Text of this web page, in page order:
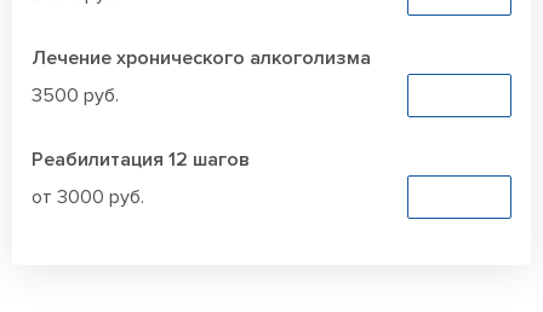
Лечение хронического алкоголизма
3500 руб.
Реабилитация 12 шагов
от 3000 руб.